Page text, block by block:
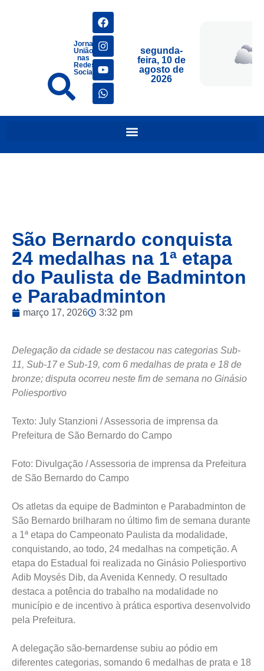
Jornais
União
nas
Redes
Sociais
segunda-
feira, 10 de
agosto de
2026
São Bernardo conquista
24 medalhas na 1ª etapa
do Paulista de Badminton
e Parabadminton
março 17, 2026 3:32 pm
Delegação da cidade se destacou nas categorias Sub-
11, Sub-17 e Sub-19, com 6 medalhas de prata e 18 de
bronze; disputa ocorreu neste fim de semana no Ginásio
Poliesportivo
Texto: July Stanzioni / Assessoria de imprensa da
Prefeitura de São Bernardo do Campo
Foto: Divulgação / Assessoria de imprensa da Prefeitura
de São Bernardo do Campo
Os atletas da equipe de Badminton e Parabadminton de
São Bernardo brilharam no último fim de semana durante
a 1ª etapa do Campeonato Paulista da modalidade,
conquistando, ao todo, 24 medalhas na competição. A
etapa do Estadual foi realizada no Ginásio Poliesportivo
Adib Moysés Dib, da Avenida Kennedy. O resultado
destaca a potência do trabalho na modalidade no
município e de incentivo à prática esportiva desenvolvido
pela Prefeitura.
A delegação são-bernardense subiu ao pódio em
diferentes categorias, somando 6 medalhas de prata e 18